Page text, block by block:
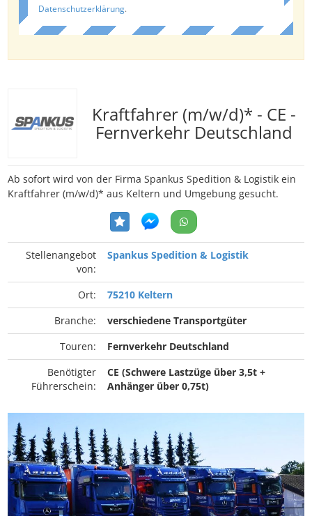
Datenschutzerklärung.
Kraftfahrer (m/w/d)* - CE -
Fernverkehr Deutschland
Ab sofort wird von der Firma Spankus Spedition & Logistik ein
Kraftfahrer (m/w/d)* aus Keltern und Umgebung gesucht.
Stellenangebot
von:
Spankus Spedition & Logistik
Ort:
75210 Keltern
Branche:
verschiedene Transportgüter
Touren:
Fernverkehr Deutschland
Benötigter
Führerschein:
CE (Schwere Lastzüge über 3,5t +
Anhänger über 0,75t)